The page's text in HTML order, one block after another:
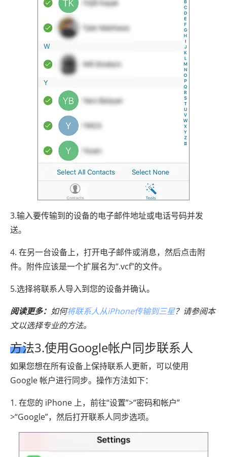
3.输入要传输到的设备的电子邮件地址或电话号码并发
送。
4. 在另一台设备上，打开电子邮件或消息，然后点击附
件。附件应该是一个扩展名为“.vcf”的文件。
5.选择将联系人导入到您的设备并确认。
阅读更多： 如何将联系人从iPhone传输到三星？请参阅本
文以选择专业的方法。
方法3.使用Google帐户同步联系人
如果您想在所有设备上保持联系人更新，可以使用
Google 帐户进行同步。操作方法如下：
1. 在您的 iPhone 上，前往“设置”>“密码和帐户”
>“Google”，然后打开联系人同步选项。